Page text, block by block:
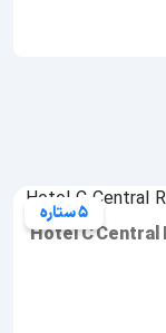
5 ستاره
Hotel C Central